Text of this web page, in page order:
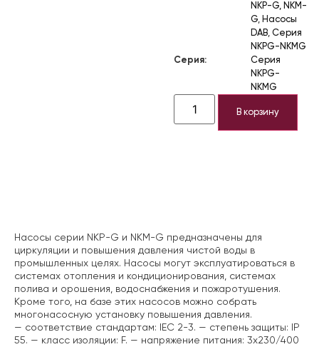
NKP-G, NKM-
G, Насосы
DAB, Серия
NKPG-NKMG
Серия:
Серия
NKPG-
NKMG
В корзину
Насосы серии NKP-G и NKM-G предназначены для
циркуляции и повышения давления чистой воды в
промышленных целях. Насосы могут эксплуатироваться в
системах отопления и кондиционирования, системах
полива и орошения, водоснабжения и пожаротушения.
Кроме того, на базе этих насосов можно собрать
многонасосную установку повышения давления.
— соответствие стандартам: IEC 2-3. — степень защиты: IP
55. — класс изоляции: F. — напряжение питания: 3х230/400